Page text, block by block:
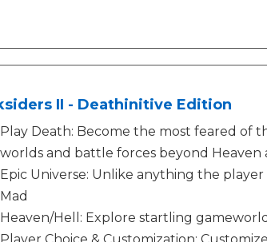
II - Deathinitive Edition
Play Death: Become the most feared of
worlds and battle forces beyond Heaven
Epic Universe: Unlike anything the
Mad
Heaven/Hell: Explore startling
Player Choice & Customization: